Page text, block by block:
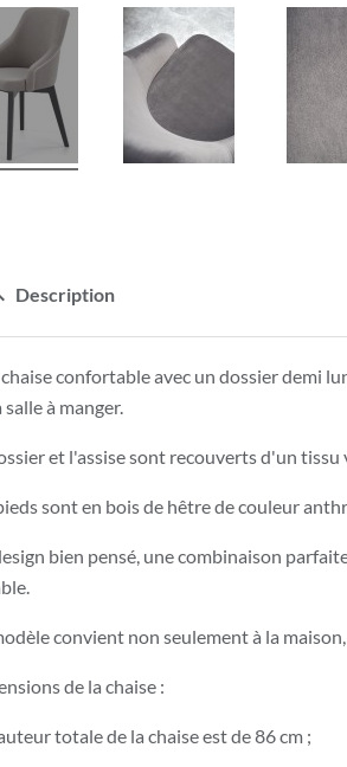
Description
confortable avec un dossier demi
salle à manger.
et l'assise sont recouverts d'un
sont en bois de hêtre de couleur
bien pensé, une combinaison
convient non seulement à la
de la chaise :
totale de la chaise est de 86 cm ;